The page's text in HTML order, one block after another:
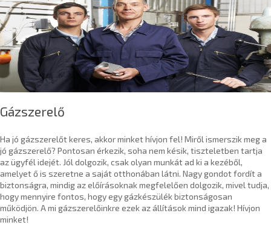
Gázszerelő
Ha jó gázszerelőt keres, akkor minket hívjon fel! Miről ismerszik meg a
jó gázszerelő? Pontosan érkezik, soha nem késik, tiszteletben tartja
az ügyfél idejét. Jól dolgozik, csak olyan munkát ad ki a kezéből,
amelyet ő is szeretne a saját otthonában látni. Nagy gondot fordít a
biztonságra, mindig az előírásoknak megfelelően dolgozik, mivel tudja,
hogy mennyire fontos, hogy egy gázkészülék biztonságosan
működjön. A mi gázszerelőinkre ezek az állítások mind igazak! Hívjon
minket!